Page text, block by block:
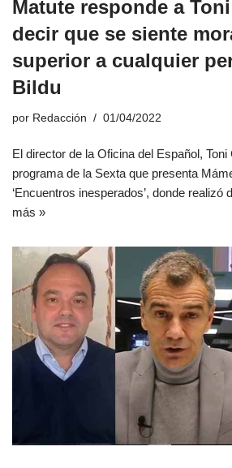
Matute responde a
decir que se siente
superior a cualquier
Bildu
por Redacción 01/04/2022
El director de la Oficina del Español,
programa de la Sexta que presenta
‘Encuentros inesperados’, donde
más »